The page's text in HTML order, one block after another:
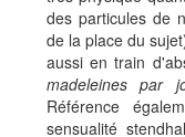
des particules de
de la place du
aussi en train
madeleines par
Référence
sensualité